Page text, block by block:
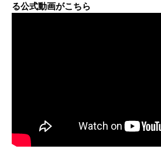
る公式動画がこちら